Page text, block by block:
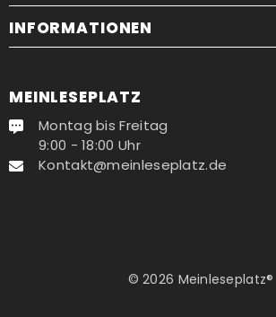
INFORMATIONEN
MEINLESEPLATZ
Montag bis Freitag
9:00 - 18:00 Uhr
Kontakt@meinleseplatz.de
© 2026 Meinleseplatz®